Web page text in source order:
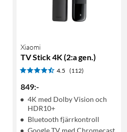
Xiaomi
TV Stick 4K (2:a gen.)
4.5 (112)
849:-
4K med Dolby Vision och
HDR10+
Bluetooth fjärrkontroll
Google TV med Chromecast